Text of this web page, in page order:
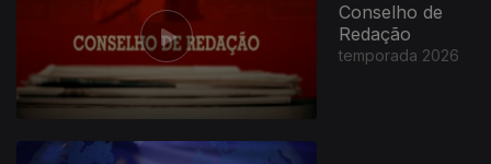
Conselho de
Redação
temporada 2026